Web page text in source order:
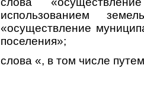
использованием
«осуществление
поселения»;
слова «, в том числе